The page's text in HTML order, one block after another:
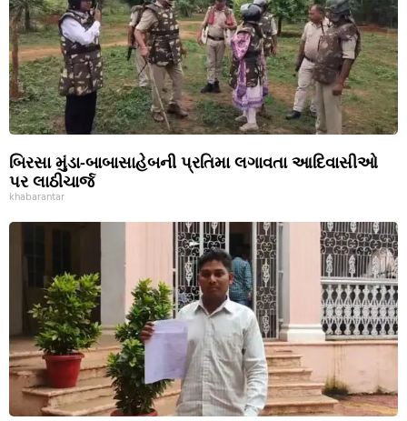
બિરસા મુંડા-બાબાસાહેબની પ્રતિમા લગાવતા આદિવાસીઓ
પર લાઠીચાર્જ
khabarantar